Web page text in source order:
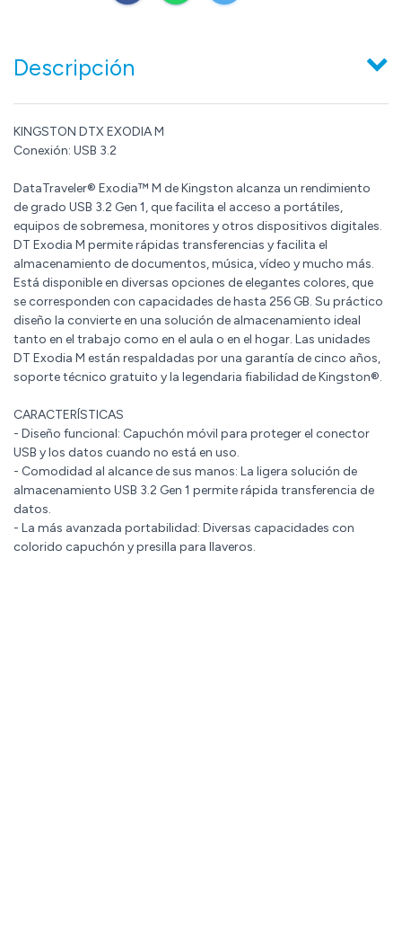
Descripción
KINGSTON DTX EXODIA M
Conexión: USB 3.2
DataTraveler® Exodia™ M de Kingston alcanza un rendimiento
de grado USB 3.2 Gen 1, que facilita el acceso a portátiles,
equipos de sobremesa, monitores y otros dispositivos digitales.
DT Exodia M permite rápidas transferencias y facilita el
almacenamiento de documentos, música, vídeo y mucho más.
Está disponible en diversas opciones de elegantes colores, que
se corresponden con capacidades de hasta 256 GB. Su práctico
diseño la convierte en una solución de almacenamiento ideal
tanto en el trabajo como en el aula o en el hogar. Las unidades
DT Exodia M están respaldadas por una garantía de cinco años,
soporte técnico gratuito y la legendaria fiabilidad de Kingston®.
CARACTERÍSTICAS
- Diseño funcional: Capuchón móvil para proteger el conector
USB y los datos cuando no está en uso.
- Comodidad al alcance de sus manos: La ligera solución de
almacenamiento USB 3.2 Gen 1 permite rápida transferencia de
datos.
- La más avanzada portabilidad: Diversas capacidades con
colorido capuchón y presilla para llaveros.